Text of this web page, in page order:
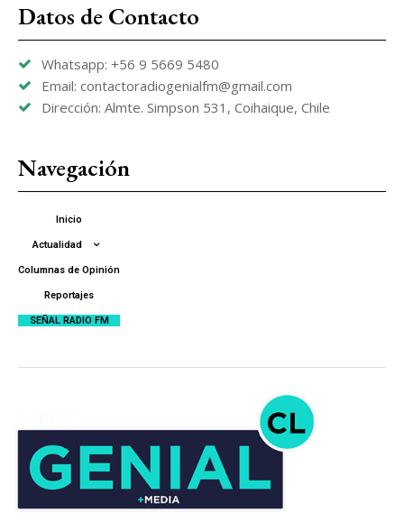
Datos de Contacto
Whatsapp: +56 9 5669 5480
Email: contactoradiogenialfm@gmail.com
Dirección: Almte. Simpson 531, Coihaique, Chile
Navegación
Inicio
Actualidad
Columnas de Opinión
Reportajes
SEÑAL RADIO FM